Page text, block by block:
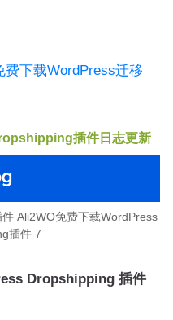
下载WordPress迁移
插件日志更新
Ali2WO免费下载WordPress
插件 7
Dropshipping 插件